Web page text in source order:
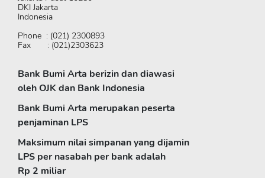
DKI Jakarta
Indonesia
Phone : (021) 2300893
Fax : (021)2303623
Bank Bumi Arta berizin dan diawasi
oleh OJK dan Bank Indonesia
Bank Bumi Arta merupakan peserta
penjaminan LPS
Maksimum nilai simpanan yang dijamin
LPS per nasabah per bank adalah
Rp 2 miliar